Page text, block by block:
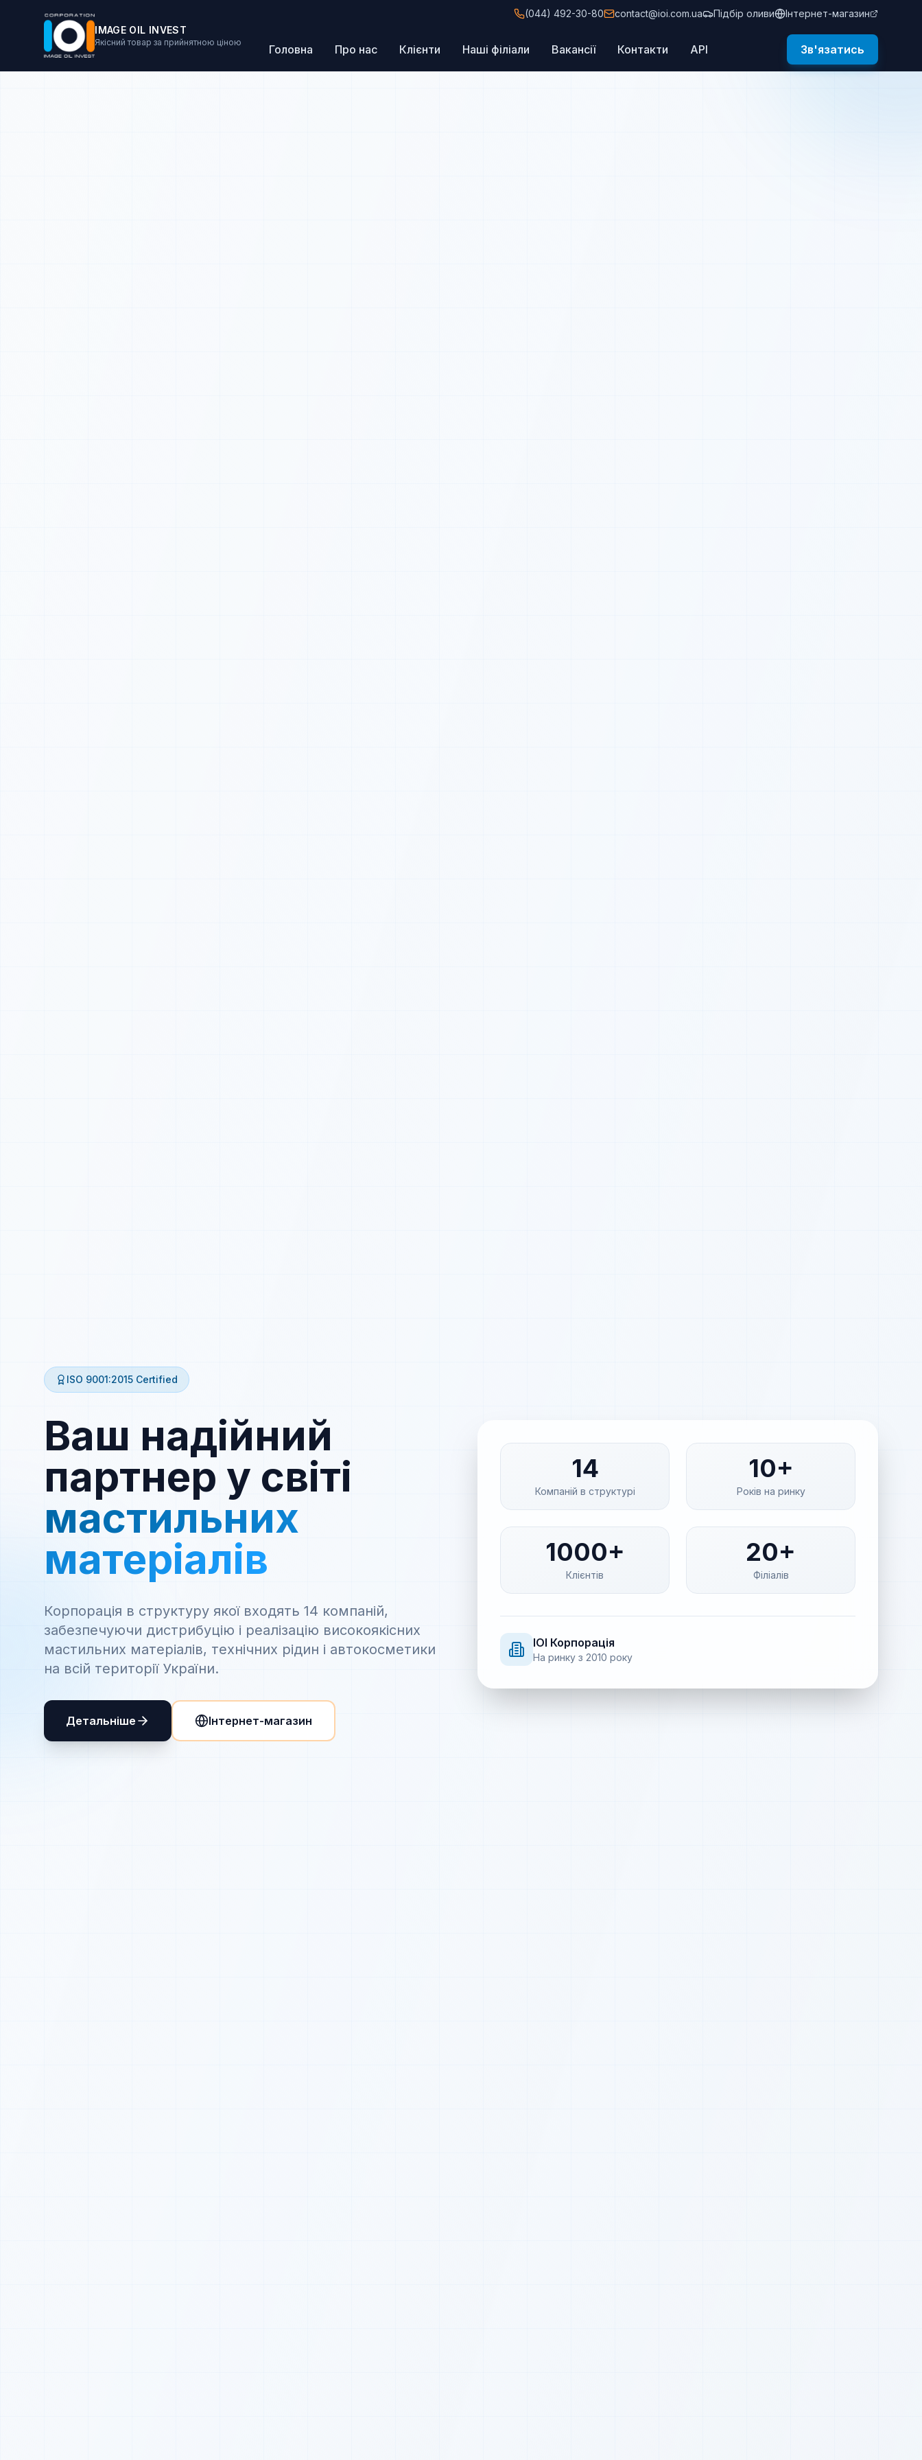
IMAGE OIL INVEST
Якісний товар за прийнятною ціною
(044) 492-30-80 contact@ioi.com.ua Підбір оливи Інтернет-магазин
Головна Про нас Клієнти Наші філіали Вакансії Контакти API Зв'язатись
ISO 9001:2015 Certified
Ваш надійний
партнер у світі
мастильних
матеріалів
Корпорація в структуру якої входять 14 компаній,
забезпечуючи дистрибуцію і реалізацію високоякісних
мастильних матеріалів, технічних рідин і автокосметики
на всій території України.
Детальніше Інтернет-магазин
14
Компаній в структурі
10+
Років на ринку
1000+
Клієнтів
20+
Філіалів
IOI Корпорація
На ринку з 2010 року